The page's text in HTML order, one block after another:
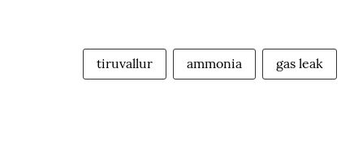
tiruvallur ammonia gas leak